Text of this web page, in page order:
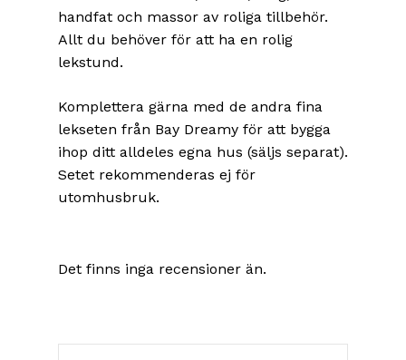
handfat och massor av roliga tillbehör.
Allt du behöver för att ha en rolig
lekstund.
Komplettera gärna med de andra fina
lekseten från Bay Dreamy för att bygga
ihop ditt alldeles egna hus (säljs separat).
Setet rekommenderas ej för
utomhusbruk.
Det finns inga recensioner än.